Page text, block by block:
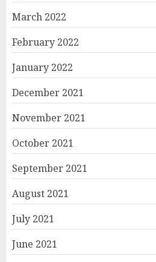
March 2022
February 2022
January 2022
December 2021
November 2021
October 2021
September 2021
August 2021
July 2021
June 2021